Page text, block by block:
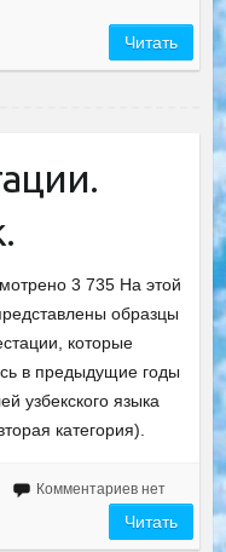
Читать
3 735 На этой
образцы
которые
в предыдущие годы
узбекского языка
категория).
Комментариев нет
Читать